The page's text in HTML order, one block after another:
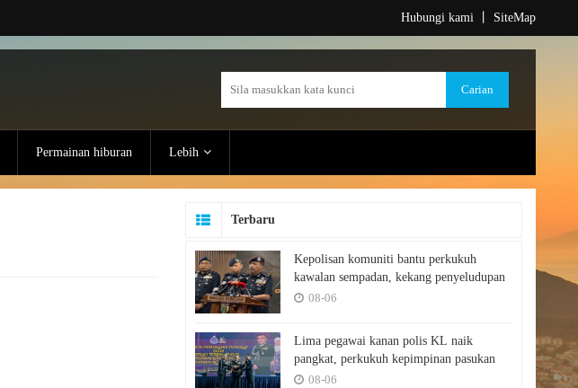
Hubungi kami SiteMap
Permainan hiburan Lebih
Terbaru
Kepolisan komuniti bantu perkukuh
kawalan sempadan, kekang penyeludupan
08-06
Lima pegawai kanan polis KL naik
pangkat, perkukuh kepimpinan pasukan
08-06